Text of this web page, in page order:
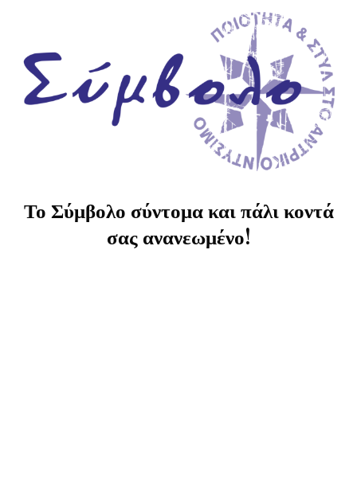
Το Σύμβολο σύντομα και πάλι κοντά
σας ανανεωμένο!